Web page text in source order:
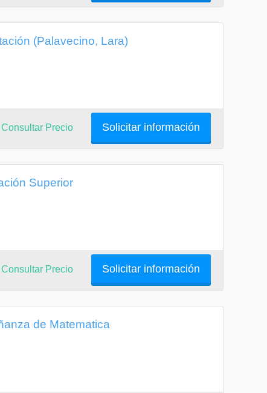
(Palavecino, Lara)
Solicitar información
Consultar Precio
Superior
Solicitar información
Consultar Precio
de Matematica